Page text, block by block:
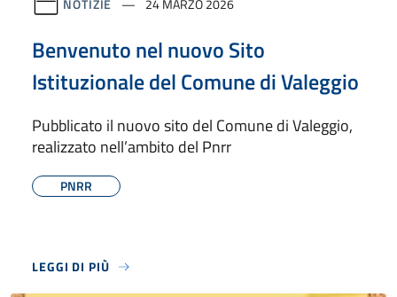
Benvenuto nel nuovo Sito
Istituzionale del Comune di Valeggio
Pubblicato il nuovo sito del Comune di Valeggio,
realizzato nell’ambito del Pnrr
PNRR
LEGGI DI PIÙ